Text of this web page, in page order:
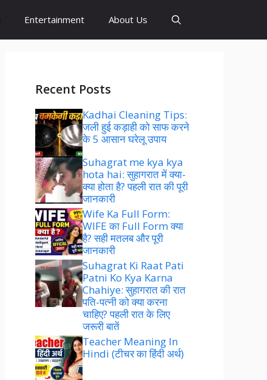
Entertainment About Us
Recent Posts
Kadhai Cleaning Tips:
जली हुई कड़ाही को साफ करने
के 5 आसान घरेलू उपाय
Suhagrat me kya kya
hota hai: सुहागरात में क्या-
क्या होता है? पहली रात की पूरी
जानकारी
Wife Ka Full Form:
WIFE का Full Form क्या
है? सही मतलब और पूरी
जानकारी
Suhagrat Ki Raat Pati
Patni Ko Kya Karna
Chahiye: सुहागरात की रात
पति-पत्नी को क्या करना
चाहिए? पहली रात के लिए
जरूरी बातें
Teacher Meaning In
Hindi (टीचर का हिंदी अर्थ)